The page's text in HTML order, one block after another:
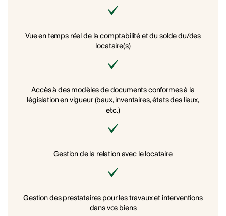
Vue en temps réel de la comptabilité et du solde du/des
locataire(s)
Accès à des modèles de documents conformes à la
législation en vigueur (baux, inventaires, états des lieux,
etc.)
Gestion de la relation avec le locataire
Gestion des prestataires pour les travaux et interventions
dans vos biens